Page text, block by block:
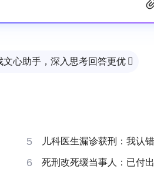
文心助手，深入思考回答更优 
5 儿科医生漏诊获刑：我认错但
6 死刑改死缓当事人：已付